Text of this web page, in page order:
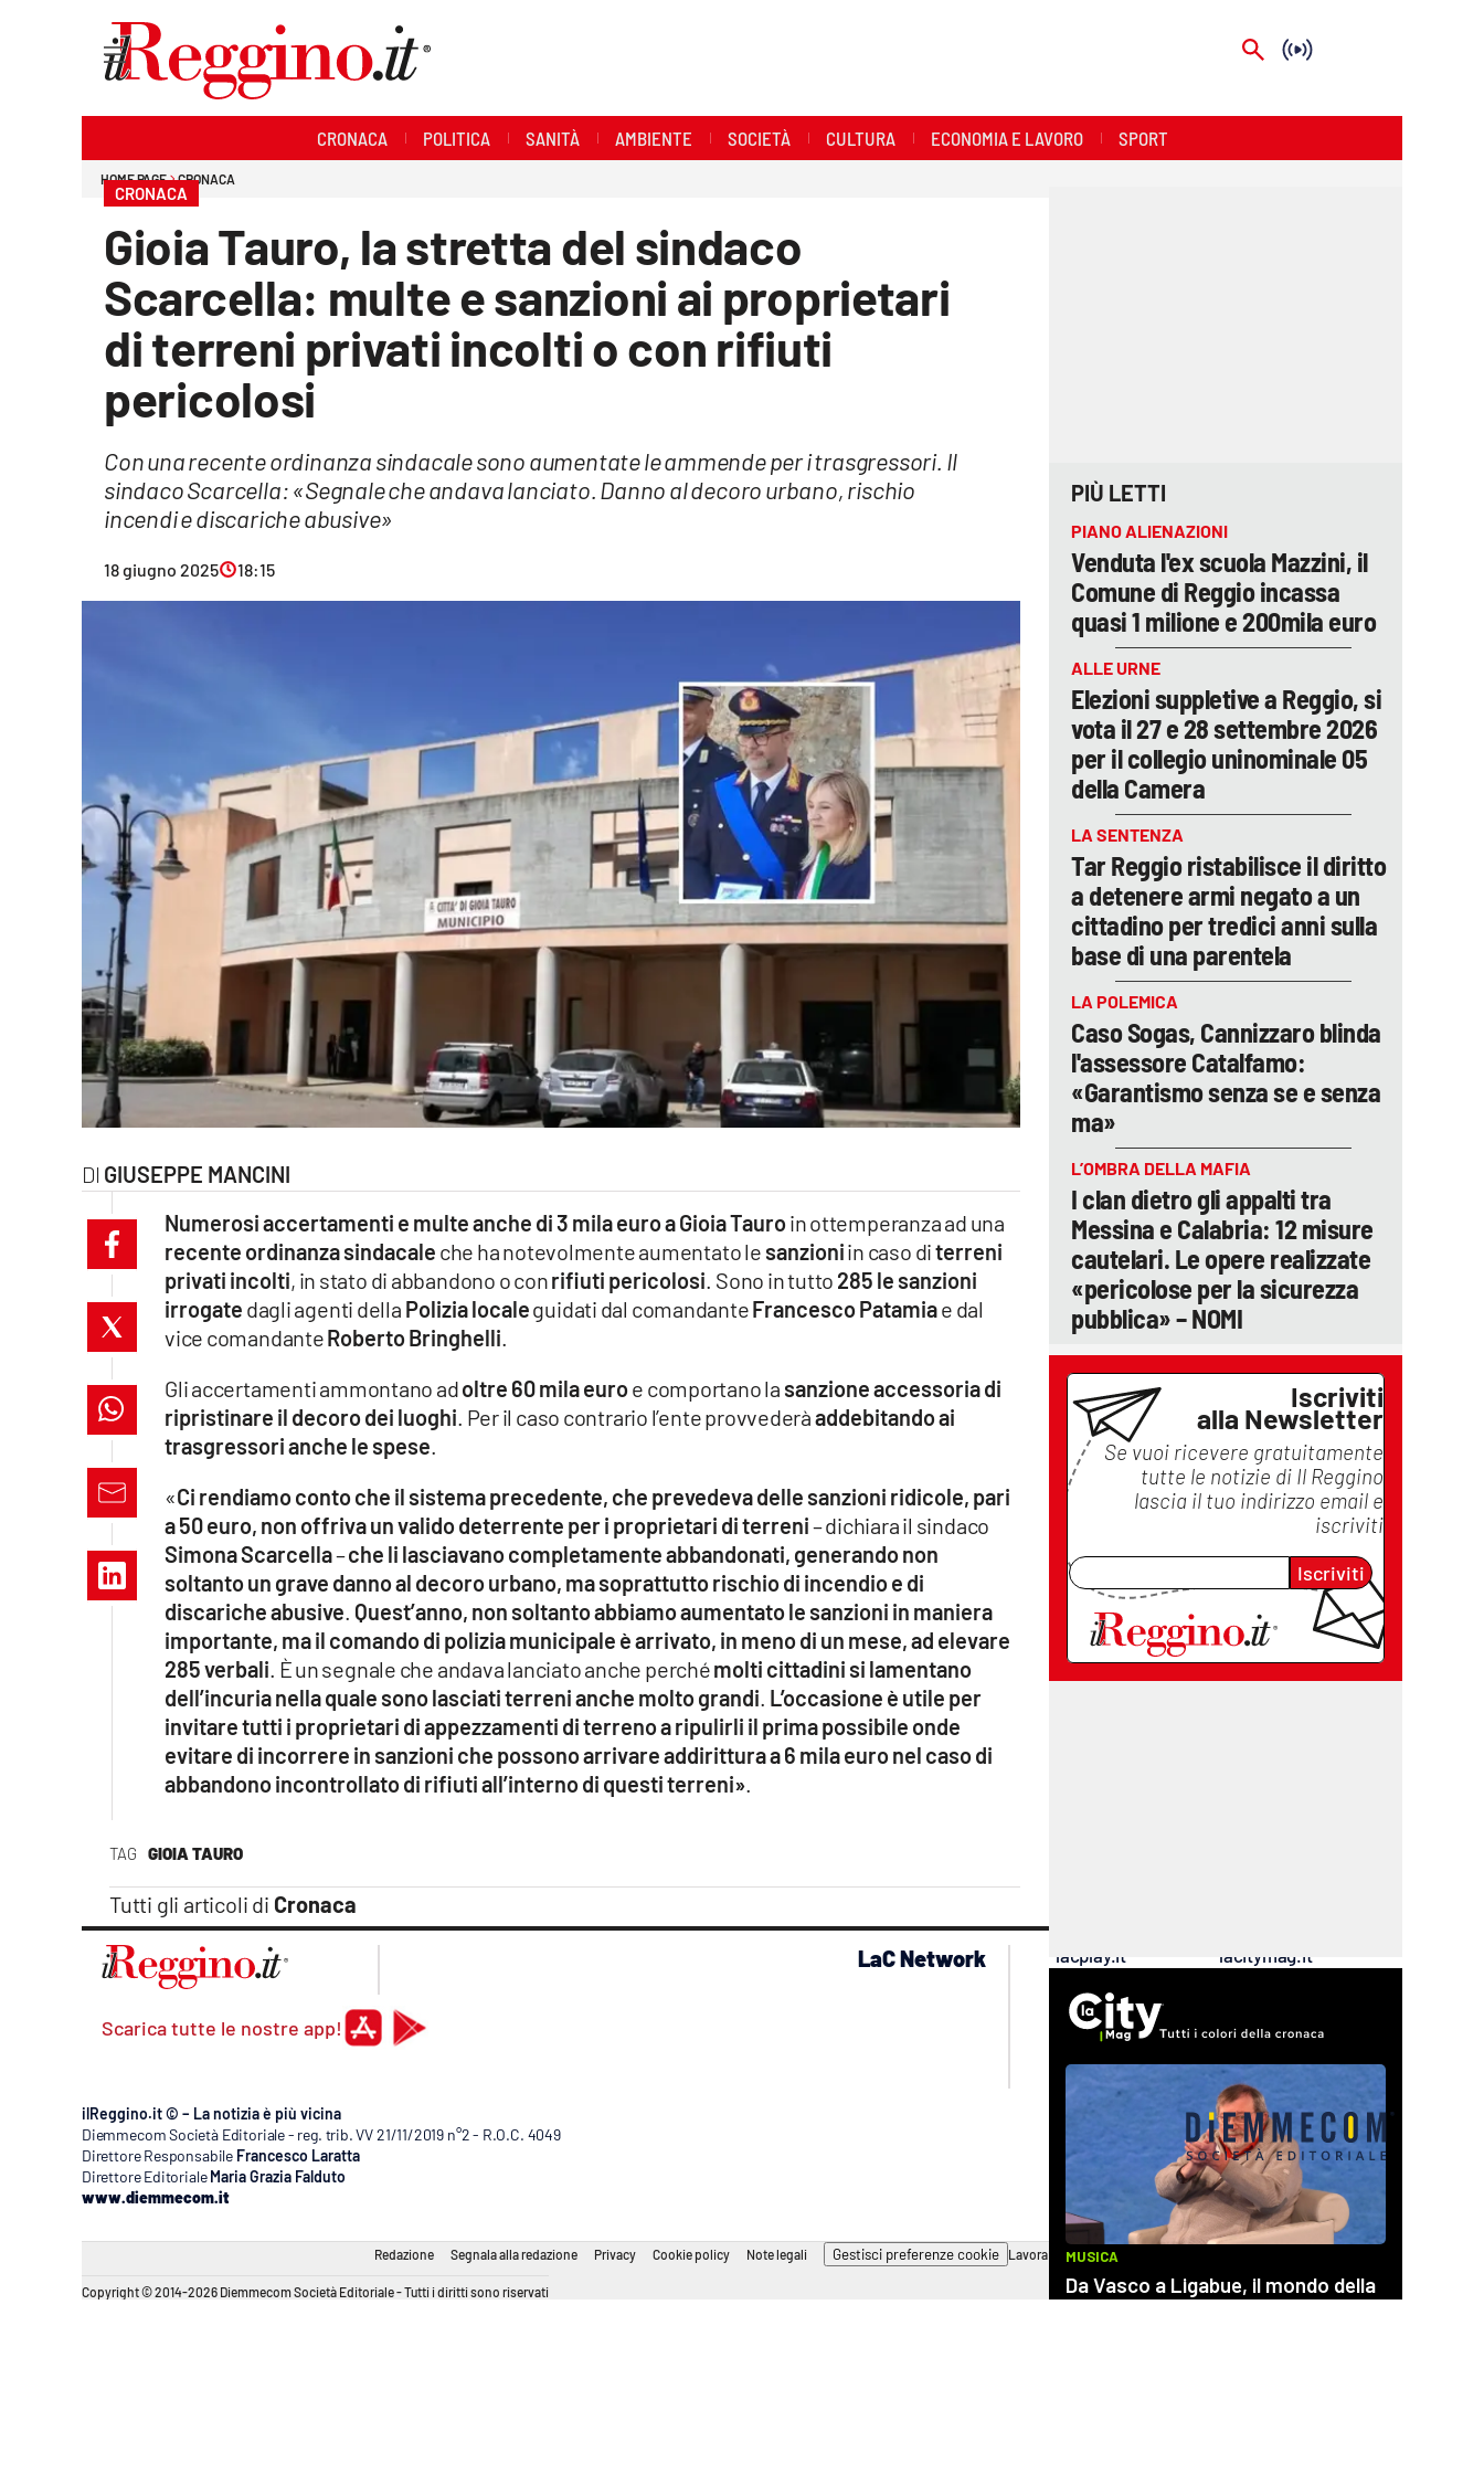
Economia e lavoro
cosenzachannel.it
lacapitalenews.it
Vai
CRONACA POLITICA SANITÀ AMBIENTE SOCIETÀ CULTURA ECONOMIA E LAVORO SPORT
HOME PAGE CRONACA
CRONACA
Gioia Tauro, la stretta del sindaco
Scarcella: multe e sanzioni ai proprietari
di terreni privati incolti o con rifiuti
pericolosi
Con una recente ordinanza sindacale sono aumentate le ammende per i trasgressori. Il
sindaco Scarcella: «Segnale che andava lanciato. Danno al decoro urbano, rischio
incendi e discariche abusive»
18 giugno 2025 18:15
GIUSEPPE MANCINI
TAG GIOIA TAURO
Tutti gli articoli di Cronaca
Numerosi accertamenti e multe anche di 3 mila euro a Gioia Tauroin ottemperanza ad una
recente ordinanza sindacale che ha notevolmente aumentato le sanzioniin caso diterreni
privati incolti, in stato di abbandono o conrifiuti pericolosi. Sono in tutto 285 le sanzioni
irrogate dagli agenti della Polizia localeguidati dal comandanteFrancesco Patamiae dal
vice comandanteRoberto Bringhelli.
Gli accertamenti ammontano adoltre 60 mila euroe comportano la sanzione accessoria di
ripristinare il decoro dei luoghi. Per il caso contrario l’ente provvederàaddebitando ai
trasgressori anche le spese.
«Ci rendiamo conto che il sistema precedente, che prevedeva delle sanzioni ridicole, pari
a 50 euro, non offriva un valido deterrente per i proprietari di terreni– dichiara il sindaco
Simona Scarcella–che li lasciavano completamente abbandonati, generando non
soltanto un grave danno al decoro urbano, ma soprattutto rischio di incendio e di
discariche abusive. Quest’anno, non soltanto abbiamo aumentato le sanzioni in maniera
importante, ma il comando di polizia municipale è arrivato, in meno di un mese, ad elevare
285 verbali. È un segnale che andava lanciato anche perchémolti cittadini si lamentano
dell’incuria nella quale sono lasciati terreni anche molto grandi. L’occasione è utile per
invitare tutti i proprietari di appezzamenti di terreno a ripulirli il prima possibile onde
evitare di incorrere in sanzioni che possono arrivare addirittura a 6 mila euro nel caso di
abbandono incontrollato di rifiuti all’interno di questi terreni».
PIÙ LETTI
PIANO ALIENAZIONI
Venduta l'ex scuola Mazzini, il
Comune di Reggio incassa
quasi 1 milione e 200mila euro
ALLE URNE
Elezioni suppletive a Reggio, si
vota il 27 e 28 settembre 2026
per il collegio uninominale 05
della Camera
LA SENTENZA
Tar Reggio ristabilisce il diritto
a detenere armi negato a un
cittadino per tredici anni sulla
base di una parentela
LA POLEMICA
Caso Sogas, Cannizzaro blinda
l'assessore Catalfamo:
«Garantismo senza se e senza
ma»
L’OMBRA DELLA MAFIA
I clan dietro gli appalti tra
Messina e Calabria: 12 misure
cautelari. Le opere realizzate
«pericolose per la sicurezza
pubblica» – NOMI
Iscriviti
alla Newsletter
Se vuoi ricevere gratuitamente
tutte le notizie di Il Reggino
lascia il tuo indirizzo email e
iscriviti
Iscriviti
Scarica tutte le nostre app!
LaC Network
lacplay.it
laconair.it
lacitymag.it
ilvibonese.it
catanzarochannel.it
ilReggino.it © – La notizia è più vicina
Diemmecom Società Editoriale - reg. trib. VV 21/11/2019 n°2 - R.O.C. 4049
Direttore Responsabile Francesco Laratta
Direttore Editoriale Maria Grazia Falduto
www.diemmecom.it
Redazione Segnala alla redazione Privacy Cookie policy Note legali Gestisci preferenze cookie Lavora con noi
Copyright © 2014-2026 Diemmecom Società Editoriale - Tutti i diritti sono riservati